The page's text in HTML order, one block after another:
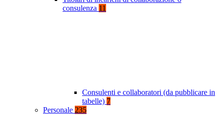
consulenza 11
Consulenti e collaboratori (da pubblicare in
tabelle) 7
Personale 235